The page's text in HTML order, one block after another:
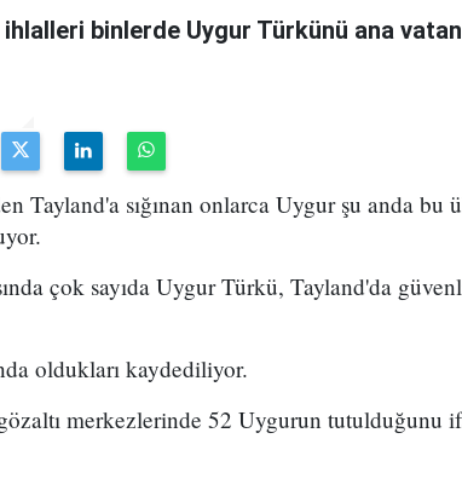
binlerde Uygur Türkünü ana
Tayland'a sığınan onlarca Uygur şu anda bu
çok sayıda Uygur Türkü, Tayland'da
oldukları kaydediliyor.
merkezlerinde 52 Uygurun tutulduğunu